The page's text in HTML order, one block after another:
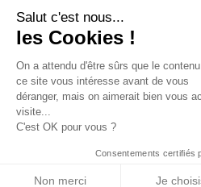
Salut c'est nous...
les Cookies !
On a attendu d'être sûrs que le
ce site vous intéresse avant de vous
déranger, mais on aimerait bien vous
visite...
C'est OK pour vous ?
Consentements certifiés
Non merci Je
PLAN DU SITE
MARCHÉS
MENTIONS